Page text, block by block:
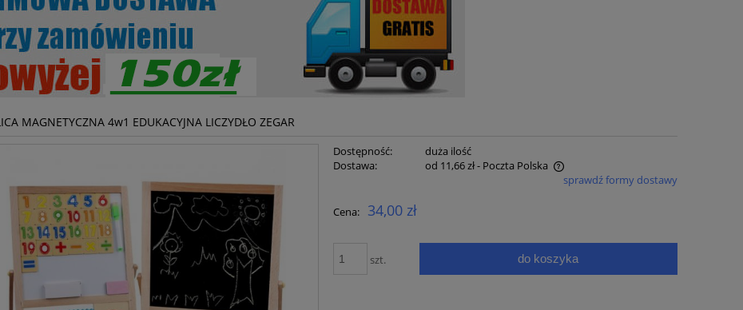
MAGNETYCZNA 4w1 EDUKACYJNA LICZYDŁO ZEGAR
Dostępność:
duża ilość
Dostawa:
od 11,66 zł- Poczta Polska
płatności
sprawdź formy dostawy
Cena: 34,00 zł
szt. do koszyka